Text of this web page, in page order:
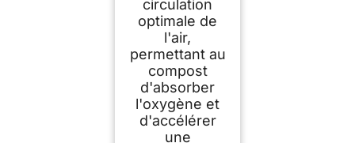
circulation
optimale de
l'air,
permettant au
compost
d'absorber
l'oxygène et
d'accélérer
une